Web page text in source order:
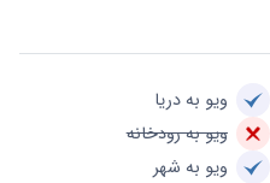
ویو به دریا
ویو به رودخانه
ویو به شهر